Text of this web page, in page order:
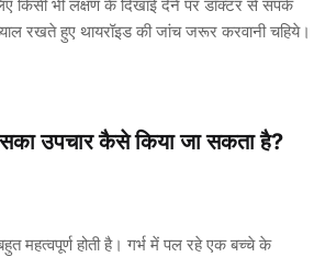
किसी भी लक्षण के दिखाई देने पर डॉक्टर से संपर्क
रखते हुए थायरॉइड की जांच जरूर करवानी चहिये।
उपचार कैसे किया जा सकता है?
महत्वपूर्ण होती है। गर्भ में पल रहे एक बच्चे के